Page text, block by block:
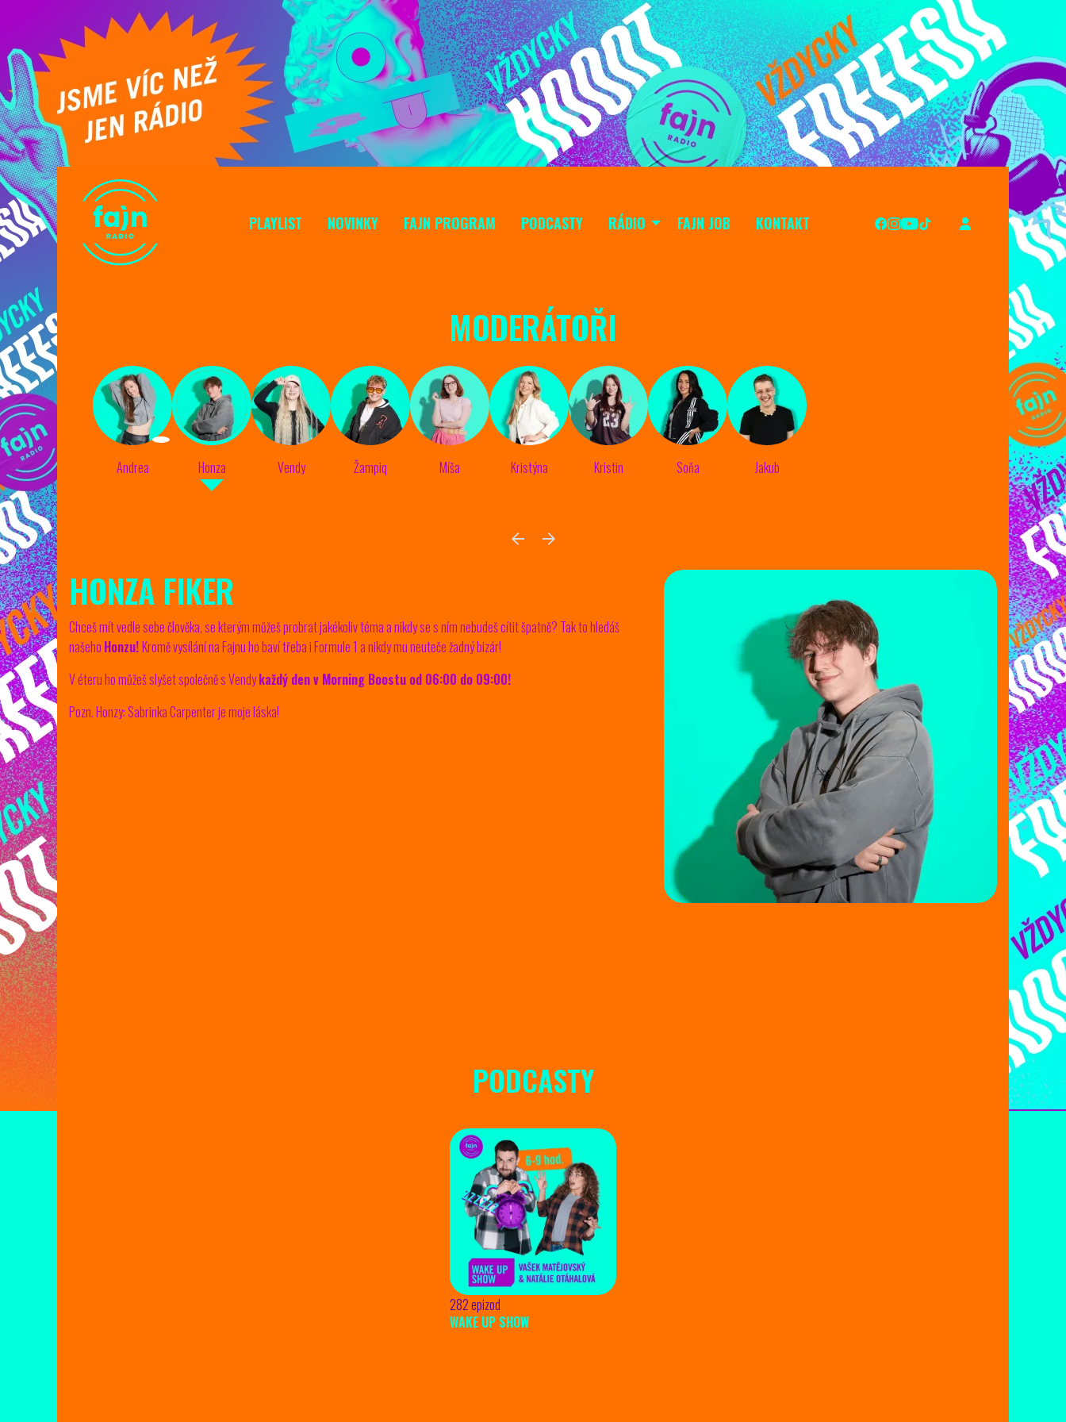
PLAYLIST NOVINKY FAJN PROGRAM PODCASTY RÁDIO FAJN JOB KONTAKT
MODERÁTOŘI
Andrea Honza Vendy Žampiq Míša Kristýna Kristin Soňa Jakub
HONZA FIKER
Chceš mít vedle sebe člověka, se kterým můžeš probrat jakékoliv téma a nikdy se s ním nebudeš cítit špatně? Tak to hledáš
našeho Honzu!Kromě vysílání na Fajnu ho baví třeba i Formule 1 a nikdy mu neuteče žadný bizár!
V éteru ho můžeš slyšet společně s Vendykaždý den v Morning Boostu od 06:00 do 09:00!
Pozn. Honzy: Sabrinka Carpenter je moje láska!
PODCASTY
282 epizod
WAKE UP SHOW